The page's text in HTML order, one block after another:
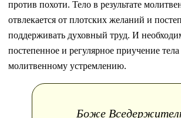
против похоти. Тело в результате
отвлекается от плотских желаний и
поддерживать духовный труд. И
постепенное и регулярное приучение
молитвенному устремлению.
Боже